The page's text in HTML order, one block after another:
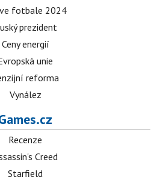
fotbale 2024
prezident
Ceny energií
unie
reforma
Vynález
Recenze
Creed
Starfield